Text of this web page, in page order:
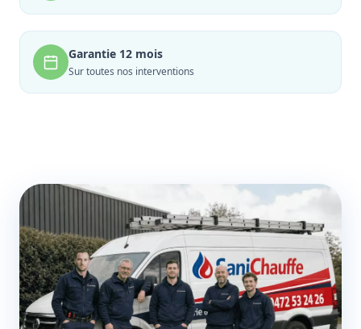
Garantie 12 mois
Sur toutes nos interventions